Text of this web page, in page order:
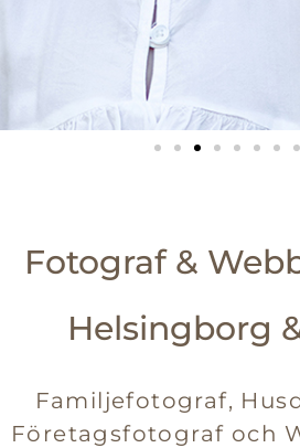
Fotograf &
Helsingborg
Familjefotograf,
Företagsfotograf och